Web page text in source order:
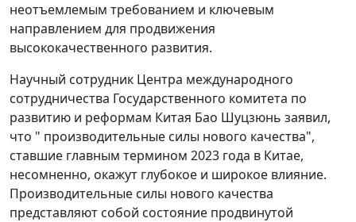
неотъемлемым требованием и ключевым
направлением для продвижения
высококачественного развития.
Научный сотрудник Центра международного
сотрудничества Государственного комитета по
развитию и реформам Китая Бао Шуцзюнь заявил,
что " производительные силы нового качества",
ставшие главным термином 2023 года в Китае,
несомненно, окажут глубокое и широкое влияние.
Производительные силы нового качества
представляют собой состояние продвинутой